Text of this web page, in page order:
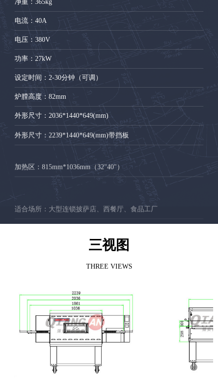
净重 ：365kg
电流 ：40A
电压 ：380V
功率 ：27kW
设定时间 ：2-30分钟（可调）
炉膛高度 ：82mm
外形尺寸 ：2036*1440*649(mm)
外形尺寸 ：2239*1440*649(mm)带挡板
：815mm*1036mm（32"40"）
适合场所 ：大型连锁披萨店、西餐厅、食品工厂
：披萨、牛肉卷、小食、牛排、焗饭、焗面、甜品等
三视图
THREE VIEWS